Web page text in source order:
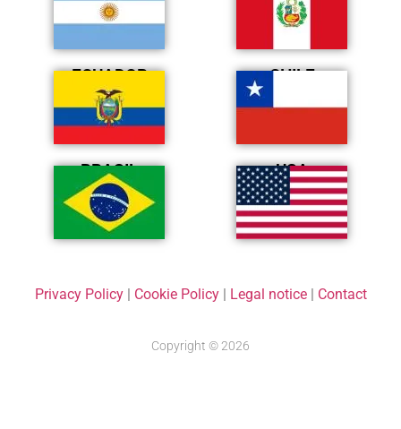
ECUADOR CHILE
BRASIL USA
Privacy Policy| Cookie Policy| Legal notice| Contact
Copyright © 2026